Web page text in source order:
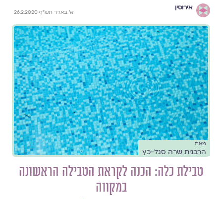
אירוסין
א' באדר תש"ף 26.2.2020
מאת
הרבנית שרה סגל-כץ
טבילת כלה: הכנה לקראת הטבילה הראשונה
במקווה